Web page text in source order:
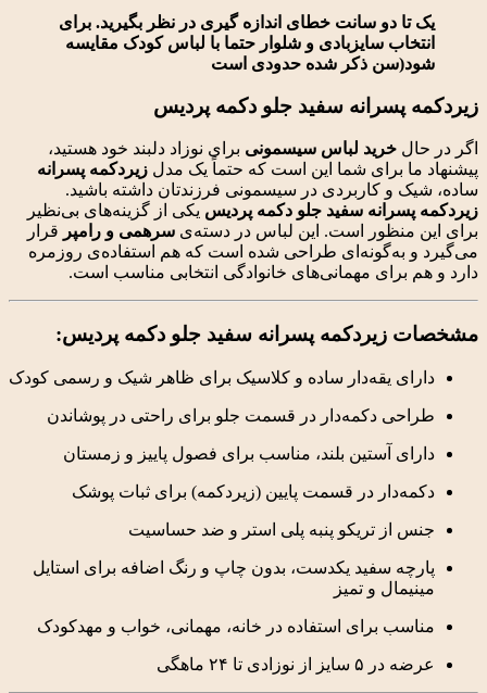
تا دو سانت خطای اندازه گیری در نظر بگیرید. برای
سایزبادی و شلوار حتما با لباس کودک مقایسه
ذکر شده حدودی است
پسرانه سفیدجلودکمهپردیس
خریدلباس سیسمونی براینوزاد دلبندخودهستید،
مابرایشمااین است که حتماًیک مدل زیردکمه پسرانه
وکاربردی در سیسمونیفرزندتانداشتهباشید.
پسرانهسفید جلودکمهپردیس یکیازگزینه‌هایبی‌نظیر
منظوراست.این لباس در دسته‌ی سرهمی ورامپر قرار
وبه‌گونه‌ایطراحیشده استکه هماستفاده‌یروزمره
برای مهمانی‌هایخانوادگیانتخابی مناسب است.
زیردکمه پسرانه سفیدجلودکمهپردیس:
یقه‌دار سادهو کلاسیکبرایظاهر شیکورسمی کودک
دکمه‌دار درقسمت جلوبرای راحتی در پوشاندن
آستین بلند،مناسببرایفصولپاییزوزمستان
درقسمت پایین (زیردکمه)برایثباتپوشک
از تریکو پنبه پلی استر وضدحساسیت
سفید یکدست، بدونچاپورنگاضافهبرایاستایل
وتمیز
برایاستفادهدرخانه، مهمانی، خوابومهدکودک
در۵ سایزازنوزادی تا ۲۴ ماهگی